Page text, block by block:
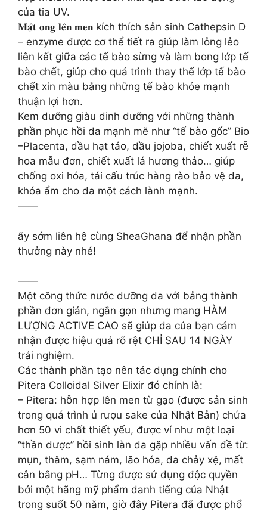
của tia UV.
𝐌𝐚̣̂𝐭 𝐨𝐧𝐠 𝐥𝐞̂𝐧 𝐦𝐞𝐧 kích thích sản sinh Cathepsin D
– enzyme được cơ thể tiết ra giúp làm lỏng lẻo
liên kết giữa các tế bào sừng và làm bong lớp tế
bào chết, giúp cho quá trình thay thế lớp tế bào
chết xỉn màu bằng những tế bào khỏe mạnh
thuận lợi hơn.
Kem dưỡng giàu dinh dưỡng với những thành
phần phục hồi da mạnh mẽ như “tế bào gốc” Bio
–Placenta, dầu hạt táo, dầu jojoba, chiết xuất rễ
hoa mẫu đơn, chiết xuất lá hương thảo… giúp
chống oxi hóa, tái cấu trúc hàng rào bảo vệ da,
khóa ẩm cho da một cách lành mạnh.
——
ãy sớm liên hệ cùng SheaGhana để nhận phần
thưởng này nhé!
——
Một công thức nước dưỡng da với bảng thành
phần đơn giản, ngắn gọn nhưng mang HÀM
LƯỢNG ACTIVE CAO sẽ giúp da của bạn cảm
nhận được hiệu quả rõ rệt CHỈ SAU 14 NGÀY
trải nghiệm.
Các thành phần tạo nên tác dụng chính cho
Pitera Colloidal Silver Elixir đó chính là:
– Pitera: hỗn hợp lên men từ gạo (được sản sinh
trong quá trình ủ rượu sake của Nhật Bản) chứa
hơn 50 vi chất thiết yếu, được ví như một loại
“thần dược” hồi sinh làn da gặp nhiều vấn đề từ:
mụn, thâm, sạm nám, lão hóa, da chảy xệ, mất
cân bằng pH… Từng được sử dụng độc quyền
bởi một hãng mỹ phẩm danh tiếng của Nhật
trong suốt 50 năm, giờ đây Pitera đã được phổ